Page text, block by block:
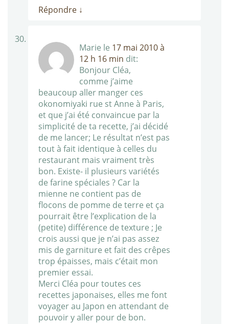
Répondre ↓
Marie le 17 mai 2010 à
12 h 16 min dit:
Bonjour Cléa,
comme j’aime
beaucoup aller manger ces
okonomiyaki rue st Anne à Paris,
et que j’ai été convaincue par la
simplicité de ta recette, j’ai décidé
de me lancer; Le résultat n’est pas
tout à fait identique à celles du
restaurant mais vraiment très
bon. Existe- il plusieurs variétés
de farine spéciales ? Car la
mienne ne contient pas de
flocons de pomme de terre et ça
pourrait être l’explication de la
(petite) différence de texture ; Je
crois aussi que je n’ai pas assez
mis de garniture et fait des crêpes
trop épaisses, mais c’était mon
premier essai.
Merci Cléa pour toutes ces
recettes japonaises, elles me font
voyager au Japon en attendant de
pouvoir y aller pour de bon.